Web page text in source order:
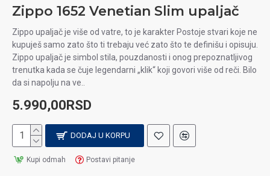
Zippo 1652 Venetian Slim upaljač
Zippo upaljač je više od vatre, to je karakter Postoje stvari koje ne
kupuješ samo zato što ti trebaju već zato što te definišu i opisuju.
Zippo upaljač je simbol stila, pouzdanosti i onog prepoznatljivog
trenutka kada se čuje legendarni „klik“ koji govori više od reči. Bilo
da si napolju na ve..
5.990,00RSD
DODAJ U KORPU
Kupi odmah Postavi pitanje